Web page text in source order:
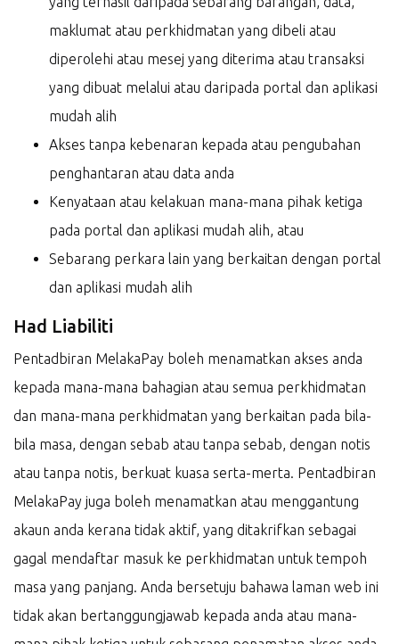
maklumat atau perkhidmatan yang dibeli atau
diperolehi atau mesej yang diterima atau transaksi
yang dibuat melalui atau daripada portal dan aplikasi
mudah alih
Akses tanpa kebenaran kepada atau pengubahan
penghantaran atau data anda
Kenyataan atau kelakuan mana-mana pihak ketiga
pada portal dan aplikasi mudah alih, atau
Sebarang perkara lain yang berkaitan dengan portal
dan aplikasi mudah alih
Had Liabiliti
Pentadbiran MelakaPay boleh menamatkan akses anda
kepada mana-mana bahagian atau semua perkhidmatan
dan mana-mana perkhidmatan yang berkaitan pada bila-
bila masa, dengan sebab atau tanpa sebab, dengan notis
atau tanpa notis, berkuat kuasa serta-merta. Pentadbiran
MelakaPay juga boleh menamatkan atau menggantung
akaun anda kerana tidak aktif, yang ditakrifkan sebagai
gagal mendaftar masuk ke perkhidmatan untuk tempoh
masa yang panjang. Anda bersetuju bahawa laman web ini
tidak akan bertanggungjawab kepada anda atau mana-